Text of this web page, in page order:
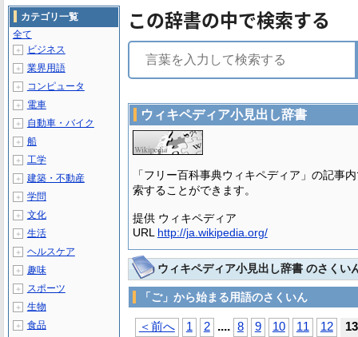
この辞書の中で検索する
ウィキペディア小見出し辞書
「フリー百科事典ウィキペディア」の記事
索することができます。
提供 ウィキペディア
URL http://ja.wikipedia.org/
ウィキペディア小見出し辞書 のさくい
「ご」から始まる用語のさくいん
＜前へ 1 2 .... 8 9 10 11 12
13
カテゴリ一覧
全て
＋ ビジネス
＋ 業界用語
＋ コンピュータ
＋ 電車
＋ 自動車・バイク
＋ 船
＋ 工学
＋ 建築・不動産
＋ 学問
＋ 文化
＋ 生活
＋ ヘルスケア
＋ 趣味
＋ スポーツ
＋ 生物
＋ 食品